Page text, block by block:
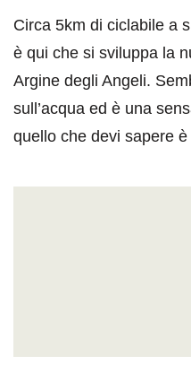
Circa 5km di ciclabile a
è qui che si sviluppa la
Argine degli Angeli.
sull’acqua ed è una
quello che devi sapere è